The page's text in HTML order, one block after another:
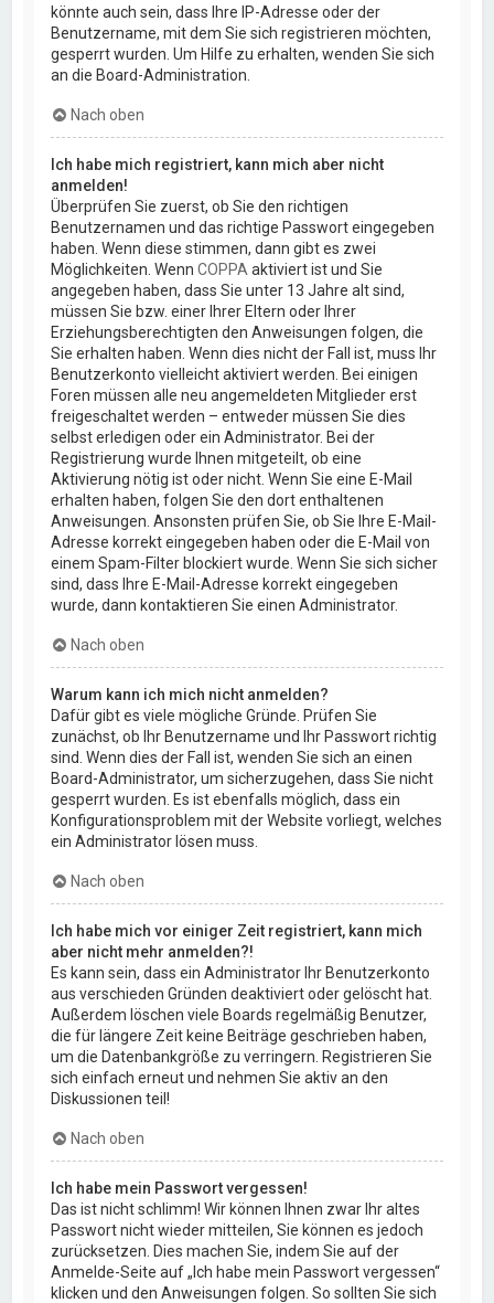
könnte auch sein, dass Ihre IP-Adresse oder der
Benutzername, mit dem Sie sich registrieren möchten,
gesperrt wurden. Um Hilfe zu erhalten, wenden Sie sich
an die Board-Administration.
Nach oben
Ich habe mich registriert, kann mich aber nicht
anmelden!
Überprüfen Sie zuerst, ob Sie den richtigen
Benutzernamen und das richtige Passwort eingegeben
haben. Wenn diese stimmen, dann gibt es zwei
Möglichkeiten. WennCOPPA aktiviert ist und Sie
angegeben haben, dass Sie unter 13 Jahre alt sind,
müssen Sie bzw. einer Ihrer Eltern oder Ihrer
Erziehungsberechtigten den Anweisungen folgen, die
Sie erhalten haben. Wenn dies nicht der Fall ist, muss Ihr
Benutzerkonto vielleicht aktiviert werden. Bei einigen
Foren müssen alle neu angemeldeten Mitglieder erst
freigeschaltet werden – entweder müssen Sie dies
selbst erledigen oder ein Administrator. Bei der
Registrierung wurde Ihnen mitgeteilt, ob eine
Aktivierung nötig ist oder nicht. Wenn Sie eine E-Mail
erhalten haben, folgen Sie den dort enthaltenen
Anweisungen. Ansonsten prüfen Sie, ob Sie Ihre E-Mail-
Adresse korrekt eingegeben haben oder die E-Mail von
einem Spam-Filter blockiert wurde. Wenn Sie sich sicher
sind, dass Ihre E-Mail-Adresse korrekt eingegeben
wurde, dann kontaktieren Sie einen Administrator.
Nach oben
Warum kann ich mich nicht anmelden?
Dafür gibt es viele mögliche Gründe. Prüfen Sie
zunächst, ob Ihr Benutzername und Ihr Passwort richtig
sind. Wenn dies der Fall ist, wenden Sie sich an einen
Board-Administrator, um sicherzugehen, dass Sie nicht
gesperrt wurden. Es ist ebenfalls möglich, dass ein
Konfigurationsproblem mit der Website vorliegt, welches
ein Administrator lösen muss.
Nach oben
Ich habe mich vor einiger Zeit registriert, kann mich
aber nicht mehr anmelden?!
Es kann sein, dass ein Administrator Ihr Benutzerkonto
aus verschieden Gründen deaktiviert oder gelöscht hat.
Außerdem löschen viele Boards regelmäßig Benutzer,
die für längere Zeit keine Beiträge geschrieben haben,
um die Datenbankgröße zu verringern. Registrieren Sie
sich einfach erneut und nehmen Sie aktiv an den
Diskussionen teil!
Nach oben
Ich habe mein Passwort vergessen!
Das ist nicht schlimm! Wir können Ihnen zwar Ihr altes
Passwort nicht wieder mitteilen, Sie können es jedoch
zurücksetzen. Dies machen Sie, indem Sie auf der
Anmelde-Seite auf „Ich habe mein Passwort vergessen“
klicken und den Anweisungen folgen. So sollten Sie sich